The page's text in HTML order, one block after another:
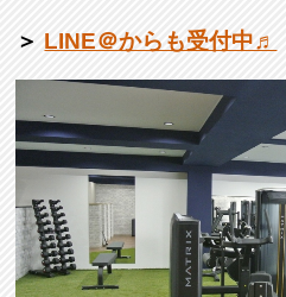
＞ LINE＠からも受付中♬